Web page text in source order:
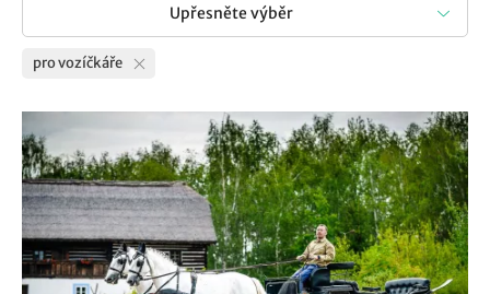
Upřesněte výběr
pro vozíčkáře